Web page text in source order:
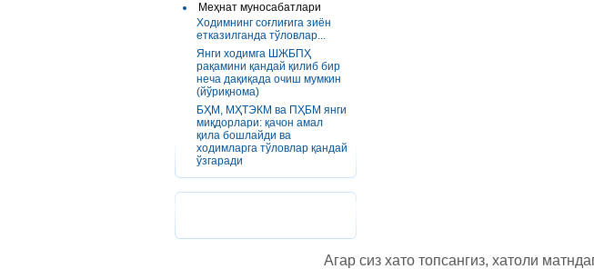
Меҳнат муносабатлари
Ходимнинг соғлиғига зиён
етказилганда тўловлар...
Янги ходимга ШЖБПҲ
рақамини қандай қилиб бир
неча дақиқада очиш мумкин
(йўриқнома)
БҲМ, МҲТЭКМ ва ПҲБМ янги
миқдорлари: қачон амал
қила бошлайди ва
ходимларга тўловлар қандай
ўзгаради
Агар сиз хато топсангиз, хатоли